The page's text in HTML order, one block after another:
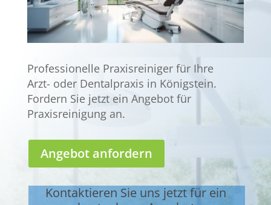
Professionelle Praxisreiniger für Ihre
Arzt- oder Dentalpraxis in Königstein.
Fordern Sie jetzt ein Angebot für
Praxisreinigung an.
Angebot anfordern
Kontaktieren Sie uns jetzt für ein